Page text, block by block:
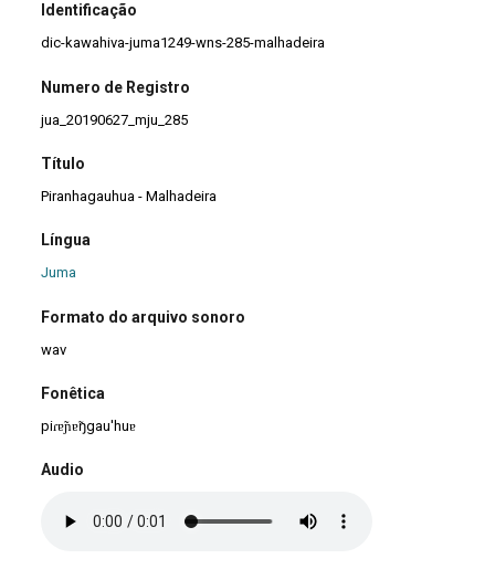
Identificação
dic-kawahiva-juma1249-wns-285-malhadeira
Numero de Registro
jua_20190627_mju_285
Título
Piranhagauhua - Malhadeira
Língua
Juma
Formato do arquivo sonoro
wav
Fonêtica
piɾɐ̃ɲɐ̃ŋgau'huɐ
Audio